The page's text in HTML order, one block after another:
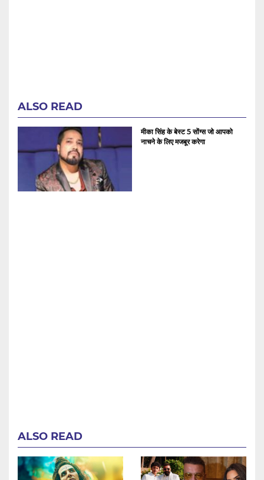
ALSO READ
मीका सिंह के बेस्ट 5 सोंग्स जो आपको
नाचने के लिए मजबूर करेगा
ALSO READ